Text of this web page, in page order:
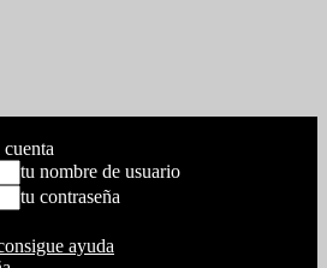
tu nombre de usuario
tu contraseña
ayuda